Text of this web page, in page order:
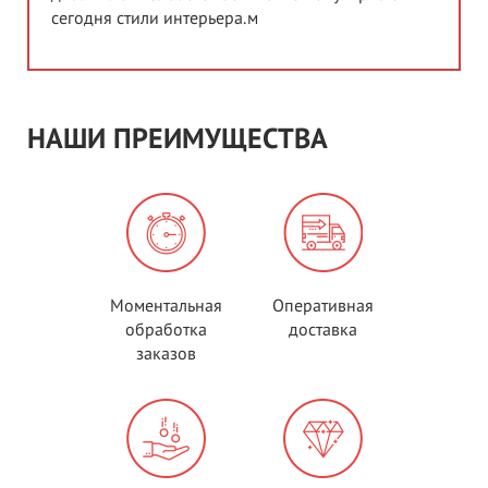
сегодня стили интерьера.м
НАШИ ПРЕИМУЩЕСТВА
Моментальная
обработка
заказов
Оперативная
доставка